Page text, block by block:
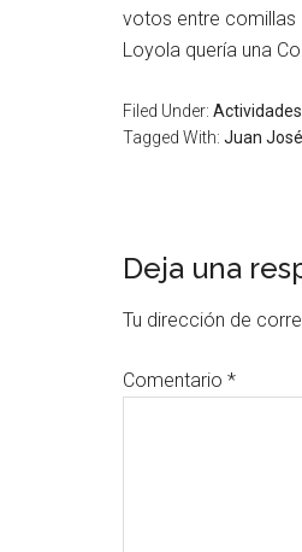
votos entre comillas
Loyola quería una
Filed Under:
Tagged With: Juan
Deja una
Tu dirección de
Comentario *